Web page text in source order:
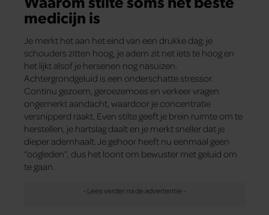
medicijn is
Je merkt het aan het eind van een drukke dag: je
schouders zitten hoog, je adem zit net iets te hoog en
het lijkt alsof je hersenen nog nasuizen.
Achtergrondgeluid is een onderschatte stressor.
Continu gezoem, geroezemoes en verkeer vragen
ongemerkt aandacht, waardoor je concentratie
versnipperd raakt. Even stilte geeft je brein ruimte om te
herstellen, je hartslag daalt en je merkt sneller dat je
dieper ademhaalt. Je gehoor heeft nu eenmaal geen
“oogleden”, dus het loont om bewuster met geluid om
te gaan.